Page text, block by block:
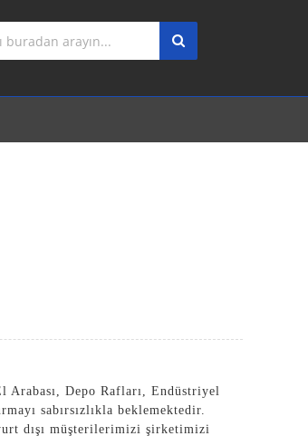
Arabası Depo Rafları
Endüstriyel
sabırsızlıkla beklemektedir.
dışı müşterilerimizi şirketimizi